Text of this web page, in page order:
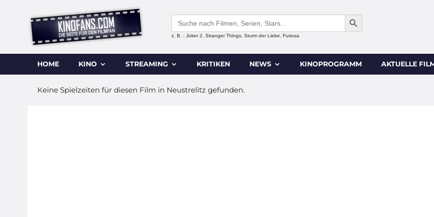
Search
for:
SEARCH BUTTON
z. B. : Joker 2, Stranger Things, Sturm der Liebe, Furiosa
HOME KINO STREAMING KRITIKEN NEWS KINOPROGRAMM AKTUELLE
Keine Spielzeiten für diesen Film in Neustrelitz gefunden.